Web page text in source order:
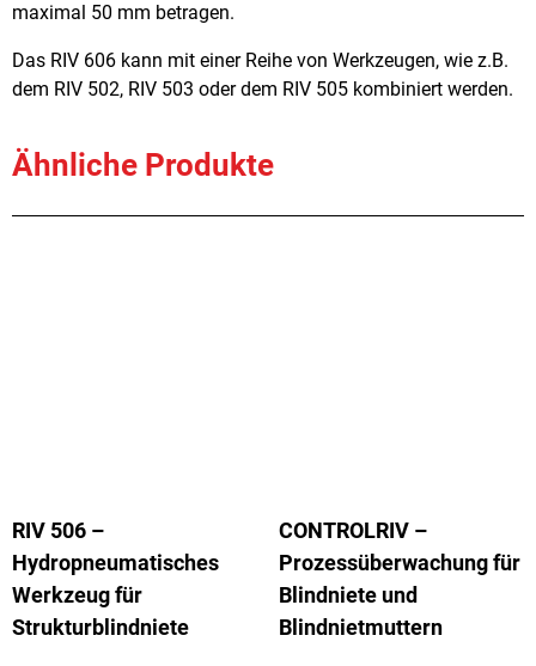
maximal 50 mm betragen.
Das RIV 606 kann mit einer Reihe von Werkzeugen, wie z.B.
dem RIV 502, RIV 503 oder dem RIV 505 kombiniert werden.
Ähnliche Produkte
RIV 506 –
Hydropneumatisches
Werkzeug für
Strukturblindniete
CONTROLRIV –
Prozessüberwachung für
Blindniete und
Blindnietmuttern